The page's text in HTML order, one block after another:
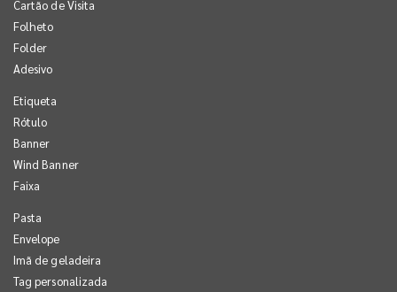
Cartão de Visita
Folheto
Folder
Adesivo
Etiqueta
Rótulo
Banner
Wind Banner
Faixa
Pasta
Envelope
Imã de geladeira
Tag personalizada